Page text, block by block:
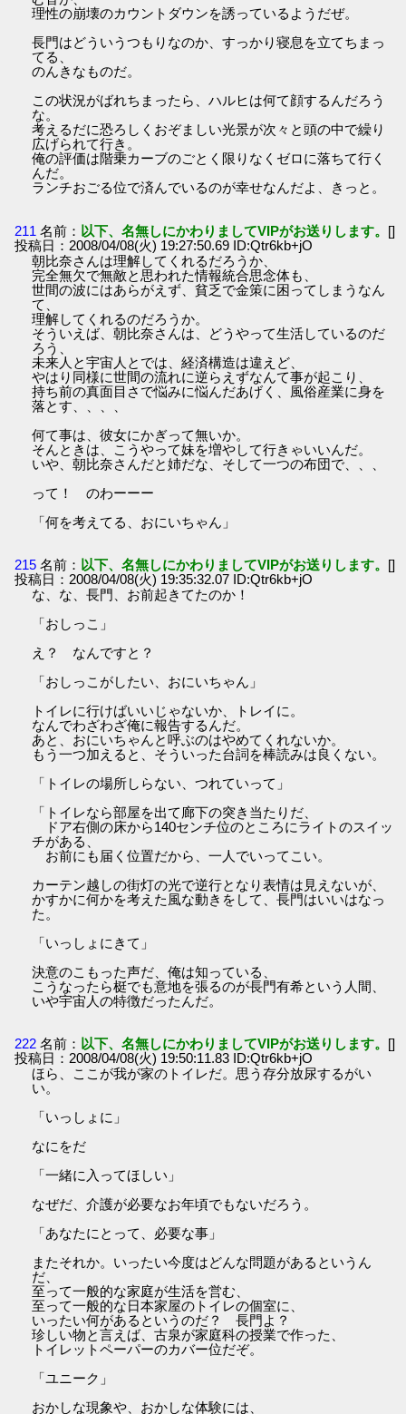
理性の崩壊のカウントダウンを誘っているようだぜ。
長門はどういうつもりなのか、すっかり寝息を立てちまっ
てる、
のんきなものだ。
この状況がばれちまったら、ハルヒは何て顔するんだろう
な。
考えるだに恐ろしくおぞましい光景が次々と頭の中で繰り
広げられて行き。
俺の評価は階乗カーブのごとく限りなくゼロに落ちて行く
んだ。
ランチおごる位で済んでいるのが幸せなんだよ、きっと。
211 名前： 以下、名無しにかわりましてVIPがお送りします。 []
投稿日：2008/04/08(火) 19:27:50.69 ID:Qtr6kb+jO
朝比奈さんは理解してくれるだろうか、
完全無欠で無敵と思われた情報統合思念体も、
世間の波にはあらがえず、貧乏で金策に困ってしまうなん
て、
理解してくれるのだろうか。
そういえば、朝比奈さんは、どうやって生活しているのだ
ろう、
未来人と宇宙人とでは、経済構造は違えど、
やはり同様に世間の流れに逆らえずなんて事が起こり、
持ち前の真面目さで悩みに悩んだあげく、風俗産業に身を
落とす、、、、
何て事は、彼女にかぎって無いか。
そんときは、こうやって妹を増やして行きゃいいんだ。
いや、朝比奈さんだと姉だな、そして一つの布団で、、、
って！ のわーーー
「何を考えてる、おにいちゃん」
215 名前： 以下、名無しにかわりましてVIPがお送りします。 []
投稿日：2008/04/08(火) 19:35:32.07 ID:Qtr6kb+jO
な、な、長門、お前起きてたのか！
「おしっこ」
え？ なんですと？
「おしっこがしたい、おにいちゃん」
トイレに行けばいいじゃないか、トレイに。
なんでわざわざ俺に報告するんだ。
あと、おにいちゃんと呼ぶのはやめてくれないか。
もう一つ加えると、そういった台詞を棒読みは良くない。
「トイレの場所しらない、つれていって」
「トイレなら部屋を出て廊下の突き当たりだ、
ドア右側の床から140センチ位のところにライトのスイッ
チがある、
お前にも届く位置だから、一人でいってこい。
カーテン越しの街灯の光で逆行となり表情は見えないが、
かすかに何かを考えた風な動きをして、長門はいいはなっ
た。
「いっしょにきて」
決意のこもった声だ、俺は知っている、
こうなったら梃でも意地を張るのが長門有希という人間、
いや宇宙人の特徴だったんだ。
222 名前： 以下、名無しにかわりましてVIPがお送りします。 []
投稿日：2008/04/08(火) 19:50:11.83 ID:Qtr6kb+jO
ほら、ここが我が家のトイレだ。思う存分放尿するがい
い。
「いっしょに」
なにをだ
「一緒に入ってほしい」
なぜだ、介護が必要なお年頃でもないだろう。
「あなたにとって、必要な事」
またそれか。いったい今度はどんな問題があるというん
だ、
至って一般的な家庭が生活を営む、
至って一般的な日本家屋のトイレの個室に、
いったい何があるというのだ？ 長門よ？
珍しい物と言えば、古泉が家庭科の授業で作った、
トイレットペーパーのカバー位だぞ。
「ユニーク」
おかしな現象や、おかしな体験には、